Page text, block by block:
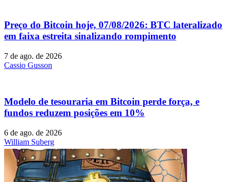
Preço do Bitcoin hoje, 07/08/2026: BTC lateralizado
em faixa estreita sinalizando rompimento
7 de ago. de 2026
Cassio Gusson
Modelo de tesouraria em Bitcoin perde força, e
fundos reduzem posições em 10%
6 de ago. de 2026
William Suberg